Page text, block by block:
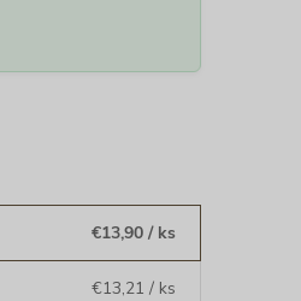
€13,90 / ks
€13,21 / ks